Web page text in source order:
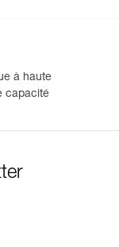
à haute
capacité